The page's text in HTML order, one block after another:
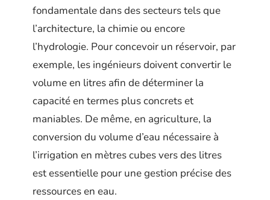
fondamentale dans des secteurs tels que
l’architecture, la chimie ou encore
l’hydrologie. Pour concevoir un réservoir, par
exemple, les ingénieurs doivent convertir le
volume en litres afin de déterminer la
capacité en termes plus concrets et
maniables. De même, en agriculture, la
conversion du volume d’eau nécessaire à
l’irrigation en mètres cubes vers des litres
est essentielle pour une gestion précise des
ressources en eau.